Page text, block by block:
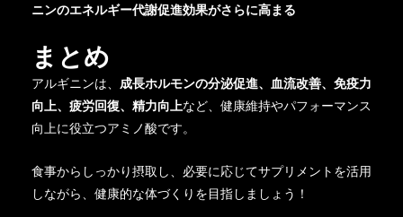
ニンのエネルギー代謝促進効果がさらに高まる
まとめ
アルギニンは、 成長ホルモンの分泌促進、血流改善、免疫力
向上、疲労回復、精力向上など、健康維持やパフォーマンス
向上に役立つアミノ酸です。
食事からしっかり摂取し、必要に応じてサプリメントを活用
しながら、健康的な体づくりを目指しましょう！